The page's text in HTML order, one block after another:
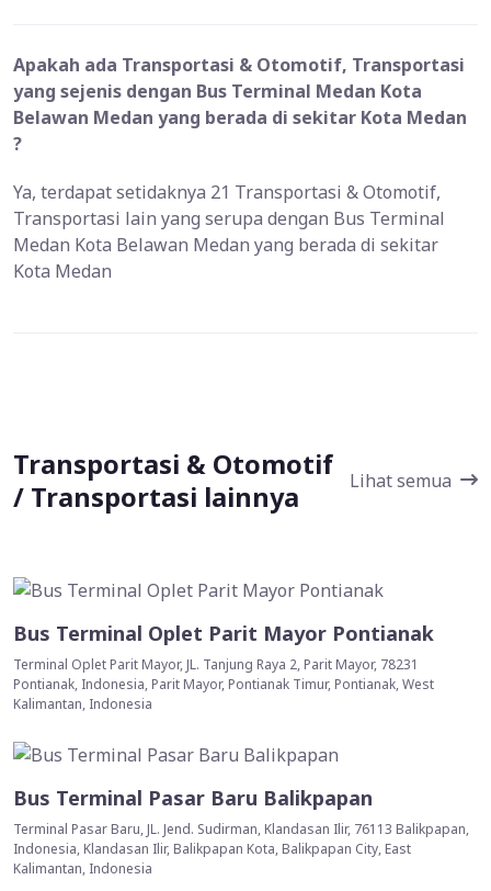
Apakah ada Transportasi & Otomotif, Transportasi
yang sejenis dengan Bus Terminal Medan Kota
Belawan Medan yang berada di sekitar Kota Medan
?
Ya, terdapat setidaknya 21 Transportasi & Otomotif,
Transportasi lain yang serupa dengan Bus Terminal
Medan Kota Belawan Medan yang berada di sekitar
Kota Medan
Transportasi & Otomotif
/ Transportasi lainnya
Lihat semua
Bus Terminal Oplet Parit Mayor Pontianak
Terminal Oplet Parit Mayor, JL. Tanjung Raya 2, Parit Mayor, 78231
Pontianak, Indonesia, Parit Mayor, Pontianak Timur, Pontianak, West
Kalimantan, Indonesia
Bus Terminal Pasar Baru Balikpapan
Terminal Pasar Baru, JL. Jend. Sudirman, Klandasan Ilir, 76113 Balikpapan,
Indonesia, Klandasan Ilir, Balikpapan Kota, Balikpapan City, East
Kalimantan, Indonesia